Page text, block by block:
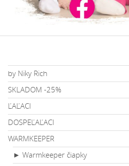
by Niky Rich
SKLADOM -25%
ĽAĽACI
DOSPEĽAĽACI
WARMKEEPER
► Warmkeeper čiapky